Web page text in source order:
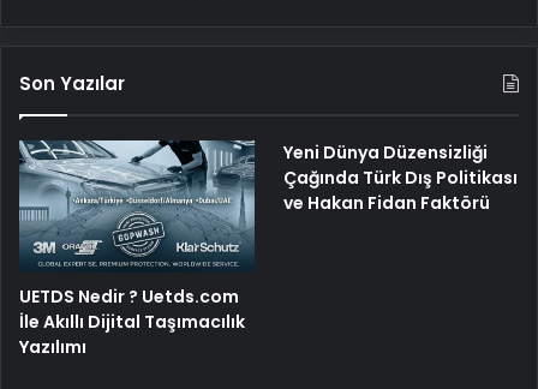
Son Yazılar
UETDS Nedir ? Uetds.com
İle Akıllı Dijital Taşımacılık
Yazılımı
Yeni Dünya Düzensizliği
Çağında Türk Dış Politikası
ve Hakan Fidan Faktörü